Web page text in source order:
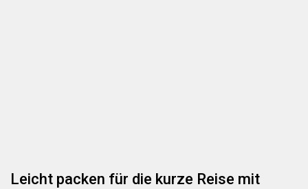
Leicht packen für die kurze Reise mit